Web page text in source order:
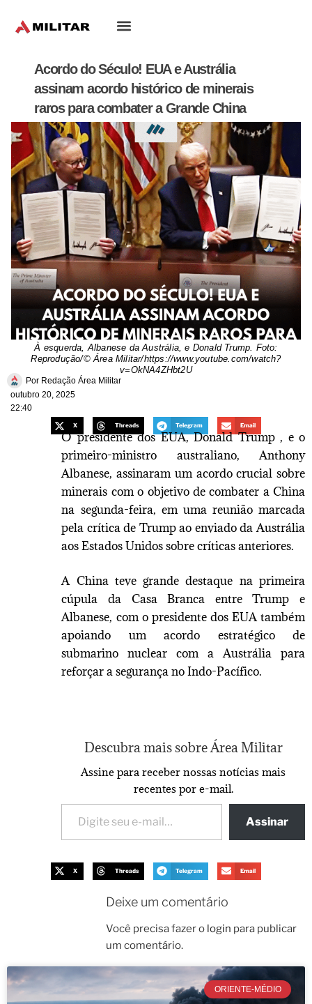
Acordo do Século! EUA e Austrália
assinam acordo histórico de minerais
raros para combater a Grande China
À esquerda, Albanese da Austrália, e Donald Trump. Foto:
Reprodução/© Área Militar/https://www.youtube.com/watch?
v=OkNA4ZHbt2U
Por Redação Área Militar
outubro 20, 2025
22:40
X Threads Telegram Email
O presidente dos EUA, Donald Trump , e o
primeiro-ministro australiano, Anthony
Albanese, assinaram um acordo crucial sobre
minerais com o objetivo de combater a China
na segunda-feira, em uma reunião marcada
pela crítica de Trump ao enviado da Austrália
aos Estados Unidos sobre críticas anteriores.
A China teve grande destaque na primeira
cúpula da Casa Branca entre Trump e
Albanese, com o presidente dos EUA também
apoiando um acordo estratégico de
submarino nuclear com a Austrália para
reforçar a segurança no Indo-Pacífico.
Descubra mais sobre Área Militar
Assine para receber nossas notícias mais
recentes por e-mail.
Assinar
X Threads Telegram Email
Deixe um comentário
Você precisa fazer o login para publicar
um comentário.
ORIENTE-MÉDIO